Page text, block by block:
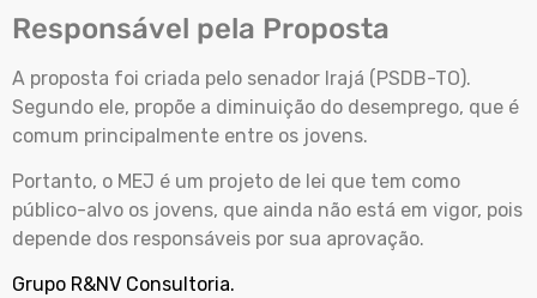
Responsável pela Proposta
A proposta foi criada pelo senador Irajá (PSDB-TO).
Segundo ele, propõe a diminuição do desemprego, que é
comum principalmente entre os jovens.
Portanto, o MEJ é um projeto de lei que tem como
público-alvo os jovens, que ainda não está em vigor, pois
depende dos responsáveis por sua aprovação.
Grupo R&NV Consultoria.